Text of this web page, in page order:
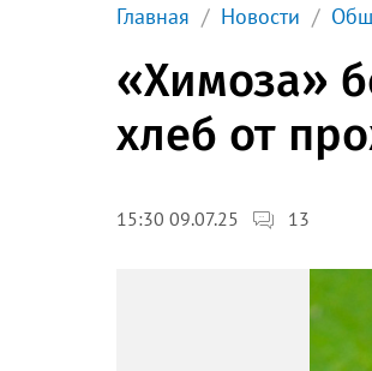
Главная Новости
«Химоза»
хлеб от
15:30 09.07.25 13